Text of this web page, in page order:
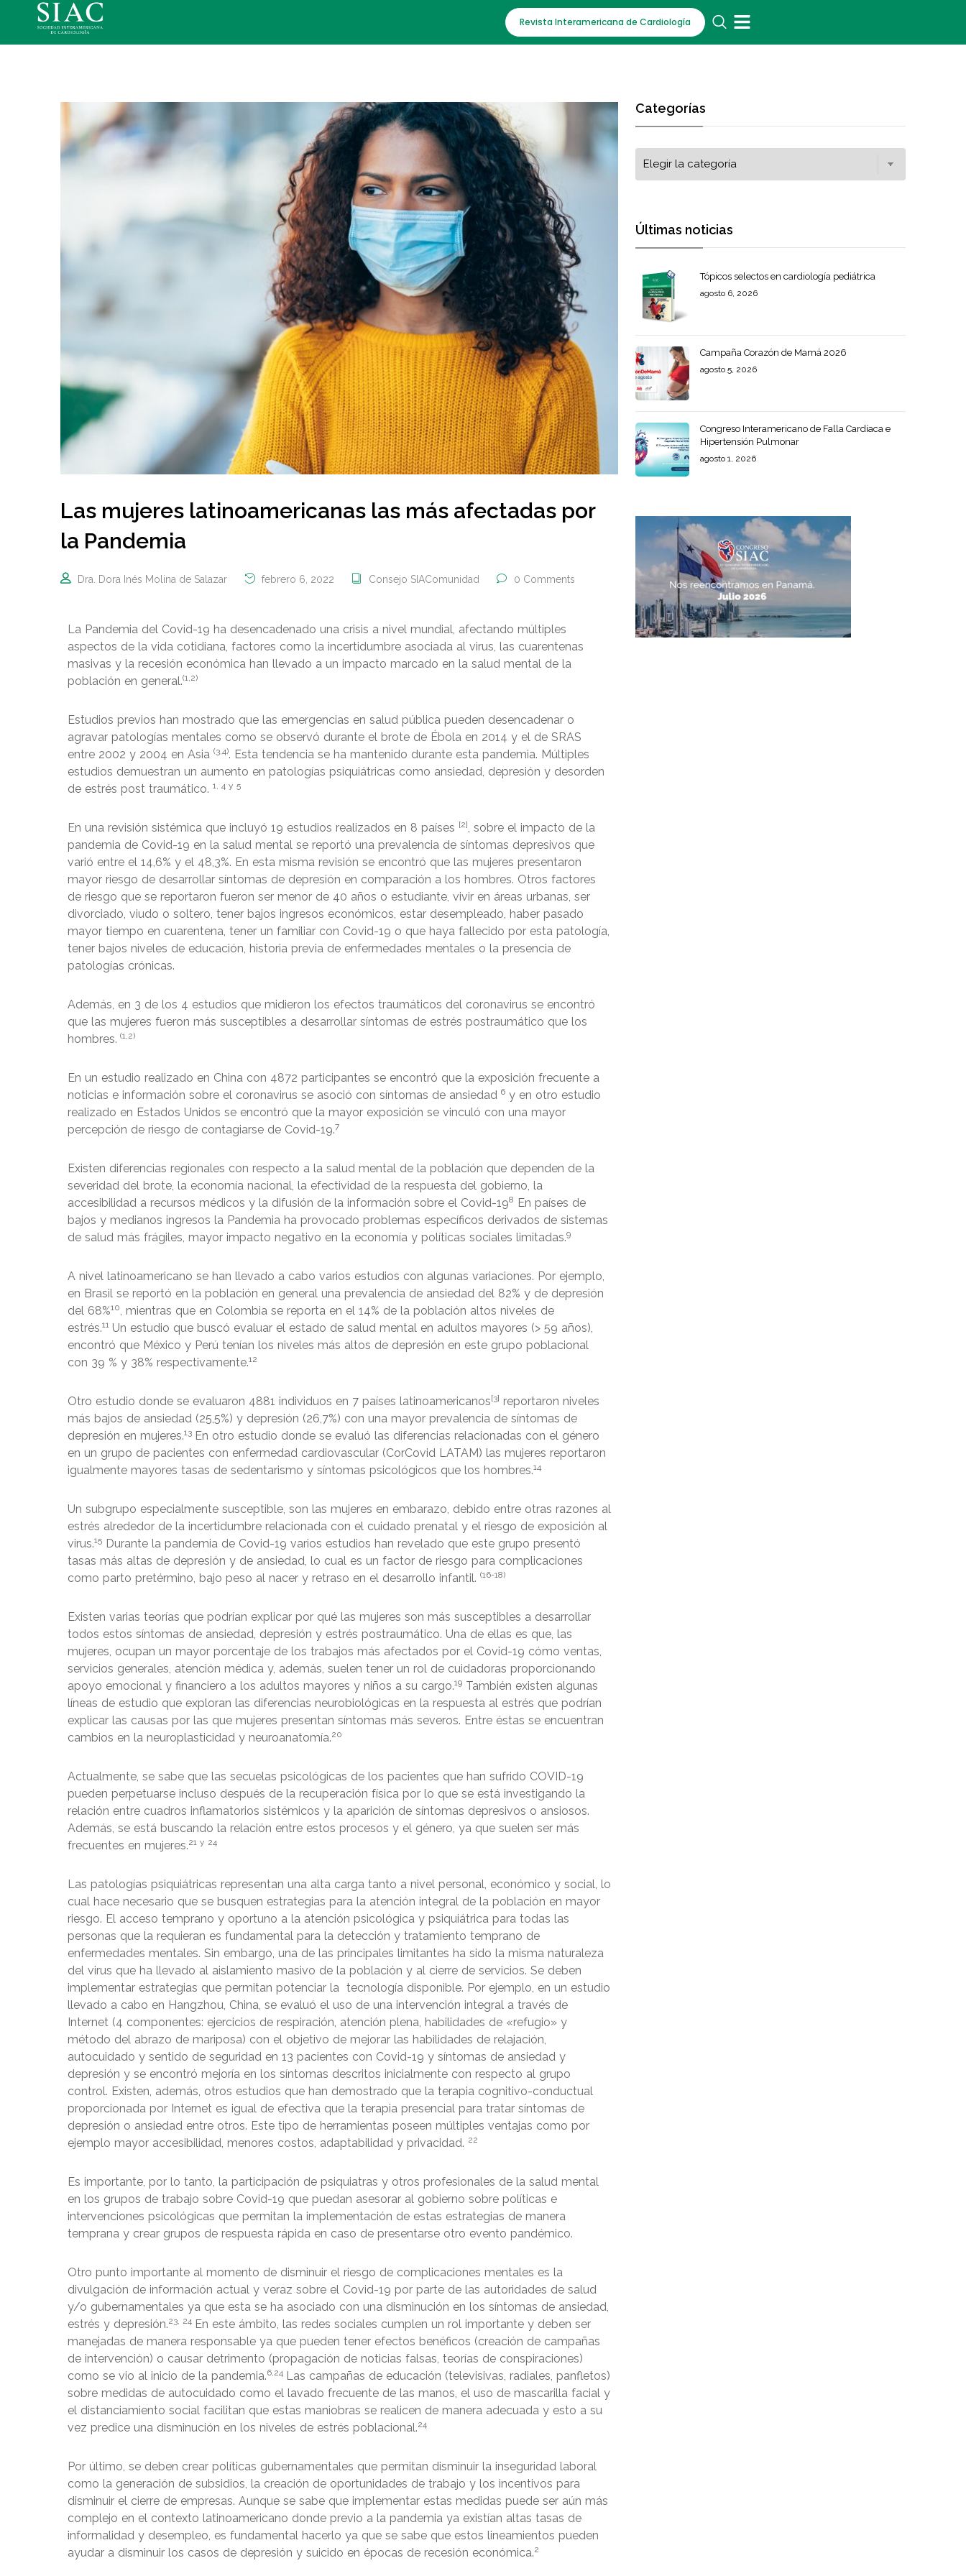
Revista Interamericana de Cardiología
Las mujeres latinoamericanas las más afectadas por
la Pandemia
Dra. Dora Inés Molina de Salazar febrero 6, 2022 Consejo SIAComunidad 0 Comments
La Pandemia del Covid-19 ha desencadenado una crisis a nivel mundial, afectando múltiples
aspectos de la vida cotidiana, factores como la incertidumbre asociada al virus, las cuarentenas
masivas y la recesión económica han llevado a un impacto marcado en la salud mental de la
población en general.(1,2)
Estudios previos han mostrado que las emergencias en salud pública pueden desencadenar o
agravar patologías mentales como se observó durante el brote de Ébola en 2014 y el de SRAS
entre 2002 y 2004 en Asia (3,4). Esta tendencia se ha mantenido durante esta pandemia. Múltiples
estudios demuestran un aumento en patologías psiquiátricas como ansiedad, depresión y desorden
de estrés post traumático. 1, 4 y 5
En una revisión sistémica que incluyó 19 estudios realizados en 8 países [2]
, sobre el impacto de la
pandemia de Covid-19 en la salud mental se reportó una prevalencia de síntomas depresivos que
varió entre el 14,6% y el 48,3%. En esta misma revisión se encontró que las mujeres presentaron
mayor riesgo de desarrollar síntomas de depresión en comparación a los hombres. Otros factores
de riesgo que se reportaron fueron ser menor de 40 años o estudiante, vivir en áreas urbanas, ser
divorciado, viudo o soltero, tener bajos ingresos económicos, estar desempleado, haber pasado
mayor tiempo en cuarentena, tener un familiar con Covid-19 o que haya fallecido por esta patología,
tener bajos niveles de educación, historia previa de enfermedades mentales o la presencia de
patologías crónicas.
Además, en 3 de los 4 estudios que midieron los efectos traumáticos del coronavirus se encontró
que las mujeres fueron más susceptibles a desarrollar síntomas de estrés postraumático que los
hombres. (1,2)
En un estudio realizado en China con 4872 participantes se encontró que la exposición frecuente a
noticias e información sobre el coronavirus se asoció con síntomas de ansiedad 6 y en otro estudio
realizado en Estados Unidos se encontró que la mayor exposición se vinculó con una mayor
percepción de riesgo de contagiarse de Covid-19.7
Existen diferencias regionales con respecto a la salud mental de la población que dependen de la
severidad del brote, la economía nacional, la efectividad de la respuesta del gobierno, la
accesibilidad a recursos médicos y la difusión de la información sobre el Covid-198 En países de
bajos y medianos ingresos la Pandemia ha provocado problemas específicos derivados de sistemas
de salud más frágiles, mayor impacto negativo en la economía y políticas sociales limitadas.9
A nivel latinoamericano se han llevado a cabo varios estudios con algunas variaciones. Por ejemplo,
en Brasil se reportó en la población en general una prevalencia de ansiedad del 82% y de depresión
del 68%10
, mientras que en Colombia se reporta en el 14% de la población altos niveles de
estrés.11 Un estudio que buscó evaluar el estado de salud mental en adultos mayores (> 59 años),
encontró que México y Perú tenían los niveles más altos de depresión en este grupo poblacional
con 39 % y 38% respectivamente.12
Otro estudio donde se evaluaron 4881 individuos en 7 países latinoamericanos[3] reportaron niveles
más bajos de ansiedad (25,5%) y depresión (26,7%) con una mayor prevalencia de síntomas de
depresión en mujeres.13 En otro estudio donde se evaluó las diferencias relacionadas con el género
en un grupo de pacientes con enfermedad cardiovascular (CorCovid LATAM) las mujeres reportaron
igualmente mayores tasas de sedentarismo y síntomas psicológicos que los hombres.14
Un subgrupo especialmente susceptible, son las mujeres en embarazo, debido entre otras razones al
estrés alrededor de la incertidumbre relacionada con el cuidado prenatal y el riesgo de exposición al
virus.15 Durante la pandemia de Covid-19 varios estudios han revelado que este grupo presentó
tasas más altas de depresión y de ansiedad, lo cual es un factor de riesgo para complicaciones
como parto pretérmino, bajo peso al nacer y retraso en el desarrollo infantil. (16-18)
Existen varias teorías que podrían explicar por qué las mujeres son más susceptibles a desarrollar
todos estos síntomas de ansiedad, depresión y estrés postraumático. Una de ellas es que, las
mujeres, ocupan un mayor porcentaje de los trabajos más afectados por el Covid-19 cómo ventas,
servicios generales, atención médica y, además, suelen tener un rol de cuidadoras proporcionando
apoyo emocional y financiero a los adultos mayores y niños a su cargo.19 También existen algunas
líneas de estudio que exploran las diferencias neurobiológicas en la respuesta al estrés que podrían
explicar las causas por las que mujeres presentan síntomas más severos. Entre éstas se encuentran
cambios en la neuroplasticidad y neuroanatomía.20
Actualmente, se sabe que las secuelas psicológicas de los pacientes que han sufrido COVID-19
pueden perpetuarse incluso después de la recuperación física por lo que se está investigando la
relación entre cuadros inflamatorios sistémicos y la aparición de síntomas depresivos o ansiosos.
Además, se está buscando la relación entre estos procesos y el género, ya que suelen ser más
frecuentes en mujeres.21 y 24
Las patologías psiquiátricas representan una alta carga tanto a nivel personal, económico y social, lo
cual hace necesario que se busquen estrategias para la atención integral de la población en mayor
riesgo. El acceso temprano y oportuno a la atención psicológica y psiquiátrica para todas las
personas que la requieran es fundamental para la detección y tratamiento temprano de
enfermedades mentales. Sin embargo, una de las principales limitantes ha sido la misma naturaleza
del virus que ha llevado al aislamiento masivo de la población y al cierre de servicios. Se deben
implementar estrategias que permitan potenciar la tecnología disponible. Por ejemplo, en un estudio
llevado a cabo en Hangzhou, China, se evaluó el uso de una intervención integral a través de
Internet (4 componentes: ejercicios de respiración, atención plena, habilidades de «refugio» y
método del abrazo de mariposa) con el objetivo de mejorar las habilidades de relajación,
autocuidado y sentido de seguridad en 13 pacientes con Covid-19 y síntomas de ansiedad y
depresión y se encontró mejoría en los síntomas descritos inicialmente con respecto al grupo
control. Existen, además, otros estudios que han demostrado que la terapia cognitivo-conductual
proporcionada por Internet es igual de efectiva que la terapia presencial para tratar síntomas de
depresión o ansiedad entre otros. Este tipo de herramientas poseen múltiples ventajas como por
ejemplo mayor accesibilidad, menores costos, adaptabilidad y privacidad. 22
Es importante, por lo tanto, la participación de psiquiatras y otros profesionales de la salud mental
en los grupos de trabajo sobre Covid-19 que puedan asesorar al gobierno sobre políticas e
intervenciones psicológicas que permitan la implementación de estas estrategias de manera
temprana y crear grupos de respuesta rápida en caso de presentarse otro evento pandémico.
Otro punto importante al momento de disminuir el riesgo de complicaciones mentales es la
divulgación de información actual y veraz sobre el Covid-19 por parte de las autoridades de salud
y/o gubernamentales ya que esta se ha asociado con una disminución en los síntomas de ansiedad,
estrés y depresión.23, 24 En este ámbito, las redes sociales cumplen un rol importante y deben ser
manejadas de manera responsable ya que pueden tener efectos benéficos (creación de campañas
de intervención) o causar detrimento (propagación de noticias falsas, teorías de conspiraciones)
como se vio al inicio de la pandemia.6,24 Las campañas de educación (televisivas, radiales, panfletos)
sobre medidas de autocuidado como el lavado frecuente de las manos, el uso de mascarilla facial y
el distanciamiento social facilitan que estas maniobras se realicen de manera adecuada y esto a su
vez predice una disminución en los niveles de estrés poblacional.24
Por último, se deben crear políticas gubernamentales que permitan disminuir la inseguridad laboral
como la generación de subsidios, la creación de oportunidades de trabajo y los incentivos para
disminuir el cierre de empresas. Aunque se sabe que implementar estas medidas puede ser aún más
complejo en el contexto latinoamericano donde previo a la pandemia ya existían altas tasas de
informalidad y desempleo, es fundamental hacerlo ya que se sabe que estos lineamientos pueden
ayudar a disminuir los casos de depresión y suicido en épocas de recesión económica.2
Categorías
Últimas noticias
Tópicos selectos en cardiología pediátrica
agosto 6, 2026
Campaña Corazón de Mamá 2026
agosto 5, 2026
Congreso Interamericano de Falla Cardíaca e
Hipertensión Pulmonar
agosto 1, 2026